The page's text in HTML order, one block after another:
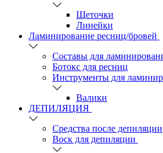
Щеточки
Линейки
Ламинирование ресниц/бровей
Составы для
Ботокс для ресниц
Инструменты для
Валики
ДЕПИЛЯЦИЯ
Средства после депиляции
Воск для депиляции